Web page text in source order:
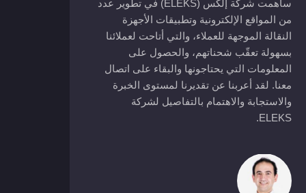
ساهمت شركة إلكس (ELEKS) في تطوير عدد
من المواقع الإلكترونية وتطبيقات الأجهزة
النقالة الموجهة للعملاء، والتي أتاحت لعملائنا
بسهولة تعقّب شحناتهم، والحصول على
المعلومات التي يحتاجونها والبقاء على اتصال
معنا. لقد أعربنا عن تقديرنا لمستوى الخبرة
والاستجابة والاهتمام بالتفاصيل لشركة
ELEKS.